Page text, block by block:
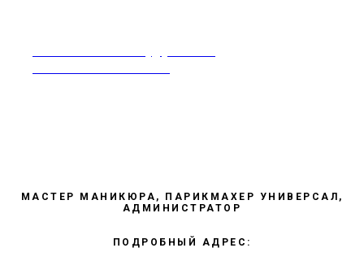
МАСТЕР МАНИКЮРА, ПАРИКМАХЕР УНИВЕРСАЛ,
АДМИНИСТРАТОР
ПОДРОБНЫЙ АДРЕС: